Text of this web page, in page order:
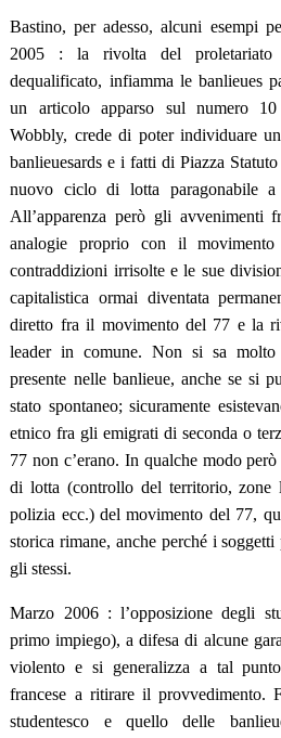
Bastino, per adesso, alcuni esempi
2005 : la rivolta del proletariato
dequalificato, infiamma le banlieues
un articolo apparso sul numero
Wobbly, crede di poter individuare
banlieuesards e i fatti di Piazza
nuovo ciclo di lotta paragonabile a
All’apparenza però gli avvenimenti
analogie proprio con il
contraddizioni irrisolte e le sue
capitalistica ormai diventata
diretto fra il movimento del 77 e la
leader in comune. Non si sa
presente nelle banlieue, anche se si
stato spontaneo; sicuramente
etnico fra gli emigrati di seconda o
77 non c’erano. In qualche modo
di lotta (controllo del territorio, zone
polizia ecc.) del movimento del 77,
storica rimane, anche perché i
gli stessi.
Marzo 2006 : l’opposizione degli
primo impiego), a difesa di alcune
violento e si generalizza a tal
francese a ritirare il provvedimento.
studentesco e quello delle